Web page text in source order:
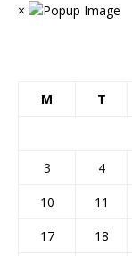
×
M T
3
4
10
11
17
18